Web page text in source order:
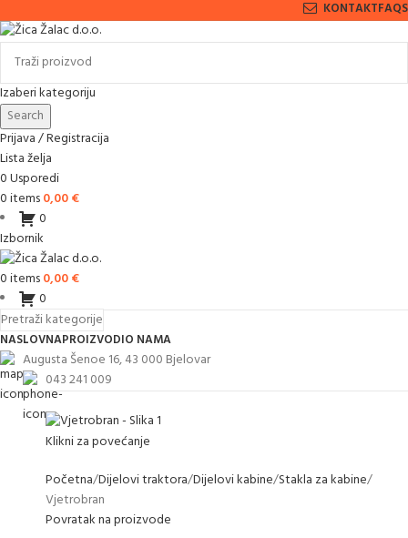
KONTAKTFAQS
Izaberi kategoriju
Search
Prijava / Registracija
Lista želja
0Usporedi
0items0,00€
0
Izbornik
0items0,00€
0
Pretraži kategorije
NASLOVNAPROIZVODIO NAMA
Augusta Šenoe 16, 43 000 Bjelovar
043 241 009
Klikni za povećanje
Početna Dijelovi traktora Dijelovi kabine Stakla za kabine
Vjetrobran
Povratak na proizvode